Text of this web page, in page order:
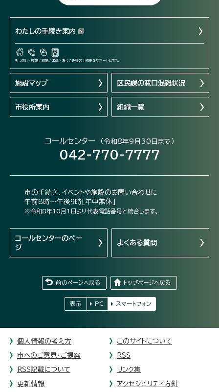
わたしの手続き案内
引っ越し / 結婚 / 離婚 / 出産 / おくやみ等の手続きをサポートします。
施設マップ 区民課の窓口混雑状況
市役所案内 組織一覧
コールセンター （令和8年9月30日まで）
042-770-7777
市の手続き、イベントや施設のお問い合わせに
午前8時～午後9時[年中無休]
※令和8年10月1日より代表電話番号と統合します。
コールセンターのペー
ジ
よくある質問
前のページへ戻る トップページへ戻る
表示 PC スマートフォン
個人情報の考え方 このサイトについて
市へのご意見・ご提案 RSS
RSS記載について リンク集
更新情報 アクセシビリティ方針